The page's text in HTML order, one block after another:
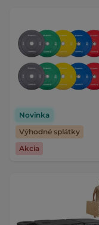
Novinka
Výhodné splátky
Akcia